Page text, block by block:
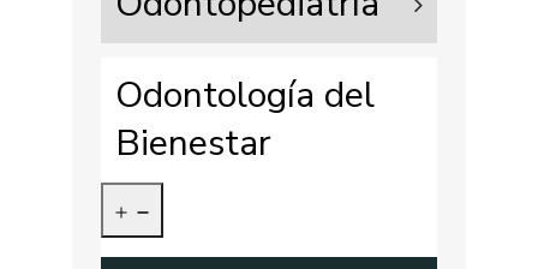
Odontología del
Bienestar